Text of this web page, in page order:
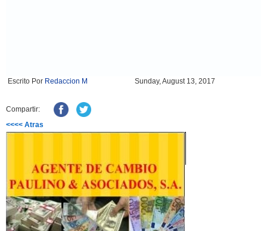
Escrito Por Redaccion M Sunday, August 13, 2017
Compartir:
<<<< Atras